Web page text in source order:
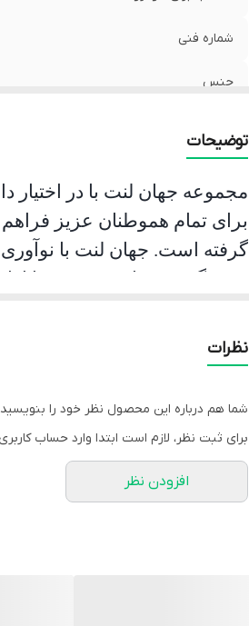
شماره فنی
جنس
توضیحات
مجموعه جهان لنت با در اختیار
برای تمام هموطنان عزیز
گرفته است. جهان لنت با
جشمگیر و رضایت بخشی را
اقدام به ترمز گیری می نماید.
نظرات
شما هم درباره این محصول نظر خود را
برای ثبت نظر، لازم است ابتدا وارد حساب
افزودن نظر